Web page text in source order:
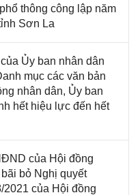
thông công lập năm
Sơn La
Ủy ban nhân dân
mục các văn bản
nhân dân, Ủy ban
hết hiệu lực đến hết
của Hội đồng
bỏ Nghị quyết
của Hội đồng